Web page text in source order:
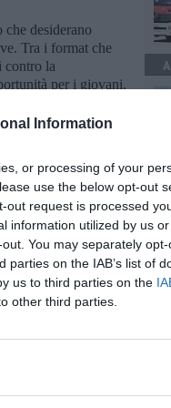
Information
or processing of your
use the below opt-out
out request is processed
information utilized by us
You may separately
on the IAB’s list of
us to third parties on the
other third parties.
desiderano
Tra i format che
contro la
per i giovani,
progetto: creare
trasformando idee e
il
da parte delle
e
il futuro è
e le idee dei giovani